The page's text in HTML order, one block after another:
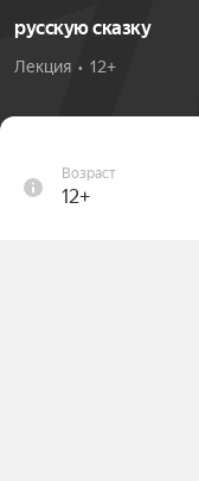
русскую сказку
Лекция  •  12+
Возраст
12+